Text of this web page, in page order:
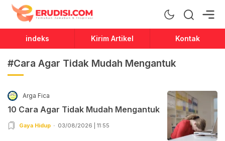
Erudisi
Temukan Jawaban dan Inspirasi
indeks Kirim Artikel Kontak
#Cara Agar Tidak Mudah Mengantuk
Arga Fica
10 Cara Agar Tidak Mudah Mengantuk
Gaya Hidup 03/08/2026 | 11:55